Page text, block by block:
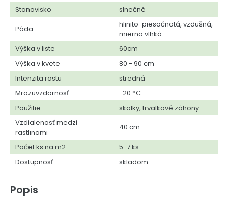
Stanovisko
slnečné
Pôda
hlinito-piesočnatá, vzdušná,
mierna vlhká
Výška v liste
60cm
Výška v kvete
80 - 90 cm
Intenzita rastu
stredná
Mrazuvzdornosť
-20 °C
Použitie
skalky, trvalkové záhony
Vzdialenosť medzi
rastlinami
40 cm
Počet ks na m2
5-7 ks
Dostupnosť
skladom
Popis